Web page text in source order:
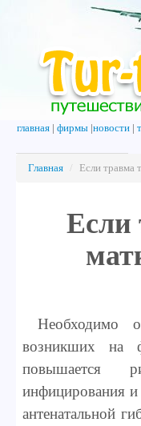
главная фирмы новости
Главная / Если травма
Если
Необходимо
возникших на
повышается
инфицирования
антенатальной